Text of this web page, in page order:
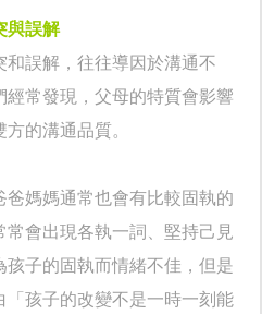
與誤解
誤解，往往導因於溝通不
經常發現，父母的特質會影響
的溝通品質。
媽媽通常也會有比較固執的
會出現各執一詞、堅持己見
子的固執而情緒不佳，但是
孩子的改變不是一時一刻能